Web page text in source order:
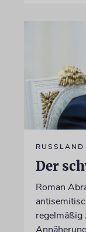
RUSSLAND
Der
Roman
regelmäßig